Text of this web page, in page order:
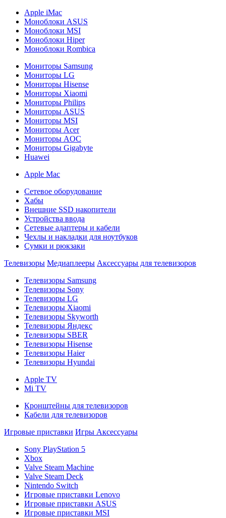
Apple iMac
Моноблоки ASUS
Моноблоки MSI
Моноблоки Hiper
Моноблоки Rombica
Мониторы Samsung
Мониторы LG
Мониторы Hisense
Мониторы Xiaomi
Мониторы Philips
Мониторы ASUS
Мониторы MSI
Мониторы Acer
Мониторы AOC
Мониторы Gigabyte
Huawei
Apple Mac
Сетевое оборудование
Хабы
Внешние SSD накопители
Устройства ввода
Сетевые адаптеры и кабели
Чехлы и накладки для ноутбуков
Сумки и рюкзаки
Телевизоры Медиаплееры Аксессуары для телевизоров
Телевизоры Samsung
Телевизоры Sony
Телевизоры LG
Телевизоры Xiaomi
Телевизоры Skyworth
Телевизоры Яндекс
Телевизоры SBER
Телевизоры Hisense
Телевизоры Haier
Телевизоры Hyundai
Apple TV
Mi TV
Кронштейны для телевизоров
Кабели для телевизоров
Игровые приставки Игры Аксессуары
Sony PlayStation 5
Xbox
Valve Steam Machine
Valve Steam Deck
Nintendo Switch
Игровые приставки Lenovo
Игровые приставки ASUS
Игровые приставки MSI